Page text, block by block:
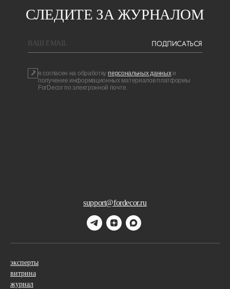
support@fordecor.ru
СЛЕДИТЕ ЗА ЖУРНАЛОМ
BAШ EMAIL ПОДПИСАТЬСЯ
я согласен на обработку персональных данных и
получение информационных материалов платформы
ForDecor по электронной почте.
эксперты
витрина
журнал